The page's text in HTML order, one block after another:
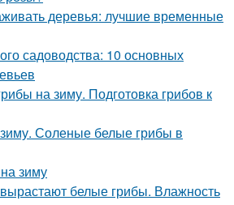
деревья: лучшие временные
садоводства: 10 основных
на зиму. Подготовка грибов к
Соленые белые грибы в
зиму
белые грибы. Влажность